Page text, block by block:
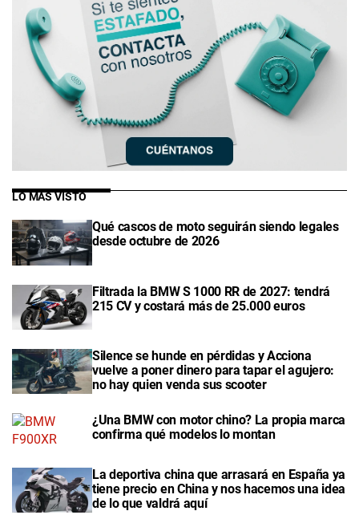
LO MÁS VISTO
Qué cascos de moto seguirán siendo legales
desde octubre de 2026
Filtrada la BMW S 1000 RR de 2027: tendrá
215 CV y costará más de 25.000 euros
Silence se hunde en pérdidas y Acciona
vuelve a poner dinero para tapar el agujero:
no hay quien venda sus scooter
¿Una BMW con motor chino? La propia marca
confirma qué modelos lo montan
La deportiva china que arrasará en España ya
tiene precio en China y nos hacemos una idea
de lo que valdrá aquí